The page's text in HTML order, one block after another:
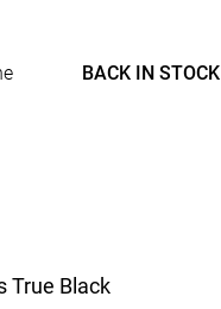
BACK IN STOCK
True Black